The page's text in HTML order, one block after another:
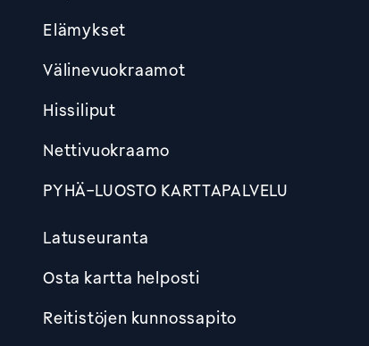
Elämykset
Välinevuokraamot
Hissiliput
Nettivuokraamo
PYHÄ-LUOSTO KARTTAPALVELU
Latuseuranta
Osta kartta helposti
Reitistöjen kunnossapito